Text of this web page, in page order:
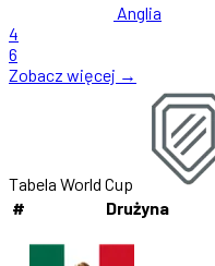
Anglia
4
6
Zobacz więcej →
Tabela World Cup
#
Drużyna